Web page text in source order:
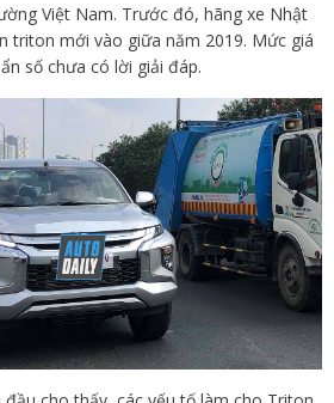
Việt Nam. Trước đó, hãng xe Nhật
triton mới vào giữa năm 2019. Mức giá
số chưa có lời giải đáp.